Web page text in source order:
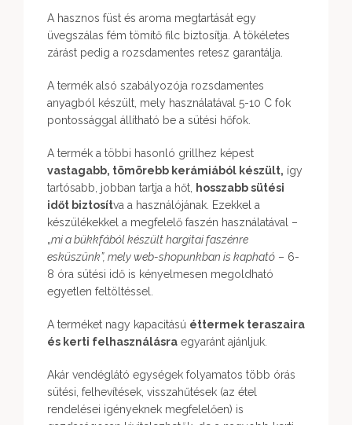
A hasznos füst és aroma megtartását egy
üvegszálas fém tömítő filc biztosítja. A tökéletes
zárást pedig a rozsdamentes retesz garantálja.
A termék alsó szabályozója rozsdamentes
anyagból készült, mely használatával 5-10 C fok
pontossággal állítható be a sütési hőfok.
A termék a többi hasonló grillhez képest
vastagabb, tömörebb kerámiából készült, így
tartósabb, jobban tartja a hőt,
hosszabb sütési
időt biztosítva a használójának. Ezekkel a
készülékekkel a megfelelő faszén használatával –
„mi a bükkfából készült hargitai faszénre
esküszünk”, mely web-shopunkban is kapható – 6-
8 óra sütési idő is kényelmesen megoldható
egyetlen feltöltéssel.
A terméket nagy kapacitású éttermek teraszaira
és kerti felhasználásra egyaránt ajánljuk.
Akár vendéglátó egységek folyamatos több órás
sütési, felhevítések, visszahűtések (az étel
rendelései igényeknek megfelelően) is